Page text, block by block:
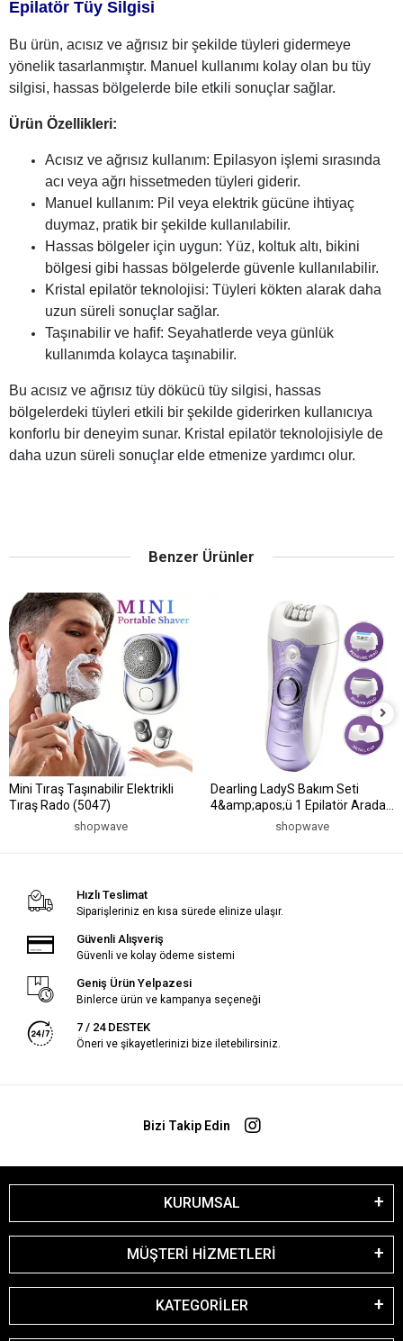
Epilatör Tüy Silgisi
Bu ürün, acısız ve ağrısız bir şekilde tüyleri gidermeye
yönelik tasarlanmıştır. Manuel kullanımı kolay olan bu tüy
silgisi, hassas bölgelerde bile etkili sonuçlar sağlar.
Ürün Özellikleri:
Acısız ve ağrısız kullanım: Epilasyon işlemi sırasında
acı veya ağrı hissetmeden tüyleri giderir.
Manuel kullanım: Pil veya elektrik gücüne ihtiyaç
duymaz, pratik bir şekilde kullanılabilir.
Hassas bölgeler için uygun: Yüz, koltuk altı, bikini
bölgesi gibi hassas bölgelerde güvenle kullanılabilir.
Kristal epilatör teknolojisi: Tüyleri kökten alarak daha
uzun süreli sonuçlar sağlar.
Taşınabilir ve hafif: Seyahatlerde veya günlük
kullanımda kolayca taşınabilir.
Bu acısız ve ağrısız tüy dökücü tüy silgisi, hassas
bölgelerdeki tüyleri etkili bir şekilde giderirken kullanıcıya
konforlu bir deneyim sunar. Kristal epilatör teknolojisiyle de
daha uzun süreli sonuçlar elde etmenize yardımcı olur.
Benzer Ürünler
Mini Tıraş Taşınabilir Elektrikli
Tıraş Rado (5047)
shopwave
Dearling LadyS Bakım Seti
4&amp;apos;ü 1 Epilatör Arada
shopwave
Hızlı Teslimat
Siparişleriniz en kısa sürede elinize ulaşır.
Güvenli Alışveriş
Güvenli ve kolay ödeme sistemi
Geniş Ürün Yelpazesi
Binlerce ürün ve kampanya seçeneği
7 / 24 DESTEK
Öneri ve şikayetlerinizi bize iletebilirsiniz.
Bizi Takip Edin
KURUMSAL
MÜŞTERİ HİZMETLERİ
KATEGORİLER